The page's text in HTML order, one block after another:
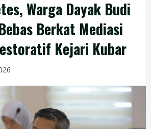
Warga Dayak Budi
Berkat Mediasi
Kejari Kubar